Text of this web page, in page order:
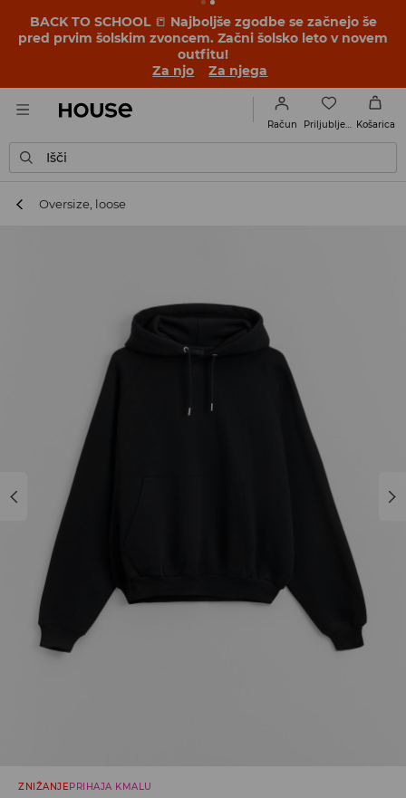
BACK TO SCHOOL 📒 Najboljše zgodbe se začnejo še
pred prvim šolskim zvoncem. Začni šolsko leto v novem
outfitu!
Za njo
Za njega
Račun Košarica
Išči
Oversize, loose
ZNIŽANJE PRIHAJA KMALU